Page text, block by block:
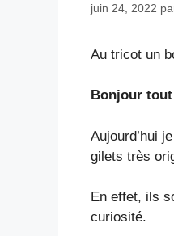
juin 24, 2022
Au tricot un
Bonjour
Aujourd’hui
gilets très
En effet, ils
curiosité.